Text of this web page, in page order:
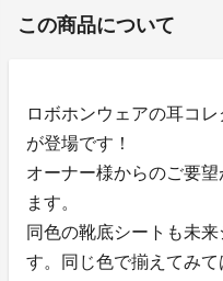
この商品について
ロボホンウェアの耳コ
が登場です！
オーナー様からのご要
ます。
同色の靴底シートも未
す。同じ色で揃えてみ